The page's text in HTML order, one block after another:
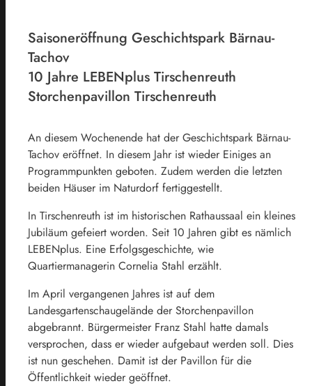
Saisoneröffnung Geschichtspark Bärnau-
Tachov
10 Jahre LEBENplus Tirschenreuth
Storchenpavillon Tirschenreuth
An diesem Wochenende hat der Geschichtspark Bärnau-
Tachov eröffnet. In diesem Jahr ist wieder Einiges an
Programmpunkten geboten. Zudem werden die letzten
beiden Häuser im Naturdorf fertiggestellt.
In Tirschenreuth ist im historischen Rathaussaal ein kleines
Jubiläum gefeiert worden. Seit 10 Jahren gibt es nämlich
LEBENplus. Eine Erfolgsgeschichte, wie
Quartiermanagerin Cornelia Stahl erzählt.
Im April vergangenen Jahres ist auf dem
Landesgartenschaugelände der Storchenpavillon
abgebrannt. Bürgermeister Franz Stahl hatte damals
versprochen, dass er wieder aufgebaut werden soll. Dies
ist nun geschehen. Damit ist der Pavillon für die
Öffentlichkeit wieder geöffnet.